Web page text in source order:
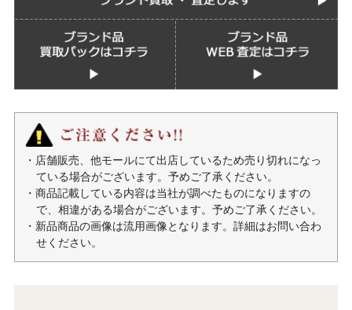
・店舗販売、他モールにて出店しているため売り切れになっ
ている場合がございます。予めご了承ください。
・商品記載している内容は当社が調べたものになりますの
で、相違がある場合がございます。予めご了承ください。
・新品商品の画像は流用画像となります。詳細はお問い合わ
せください。